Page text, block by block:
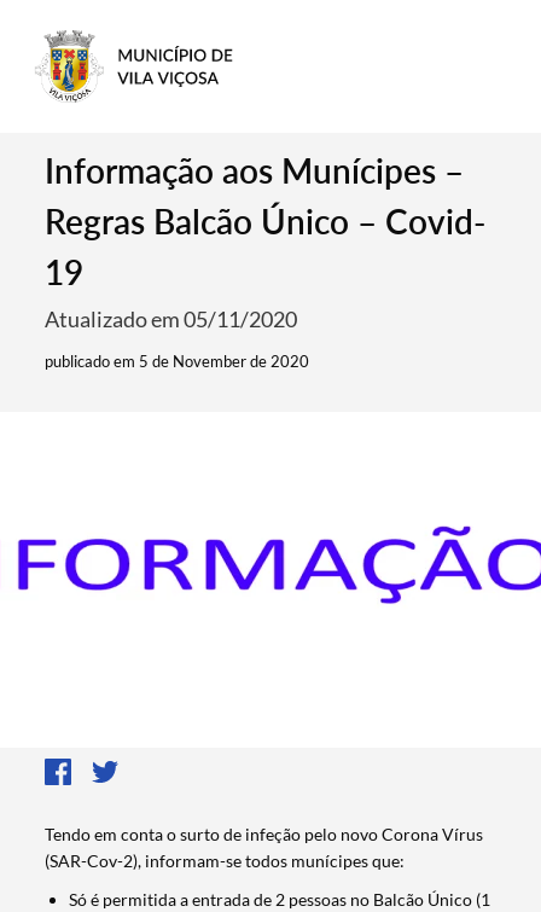
Informação aos Munícipes –
Regras Balcão Único – Covid-
19
Atualizado em 05/11/2020
publicado em 5 de November de 2020
Tendo em conta o surto de infeção pelo novo Corona Vírus
(SAR-Cov-2), informam-se todos munícipes que:
Só é permitida a entrada de 2 pessoas no Balcão Único (1